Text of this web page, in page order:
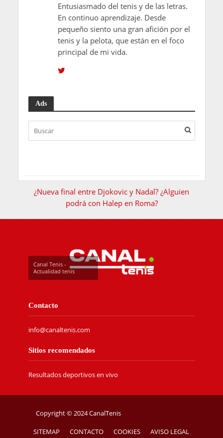
Entusiasmado del tenis y de las letras.
En continuo aprendizaje. Desde
pequeño siento una gran afición por el
tenis y la pelota, que están en el foco
principal de mi vida.
Ads
¿Nueva final entre Djokovic y Nadal? ¿Alguien
podrá con Halep en Roma?
Canal Tenis -
Actualidad tenis
Contacto
info@canaltenis.com
Sitios recomendados
Resultados deportivos en vivo
Copyright © 2024 CanalTenis
SITEMAP CONTACTO COOKIES AVISO LEGAL